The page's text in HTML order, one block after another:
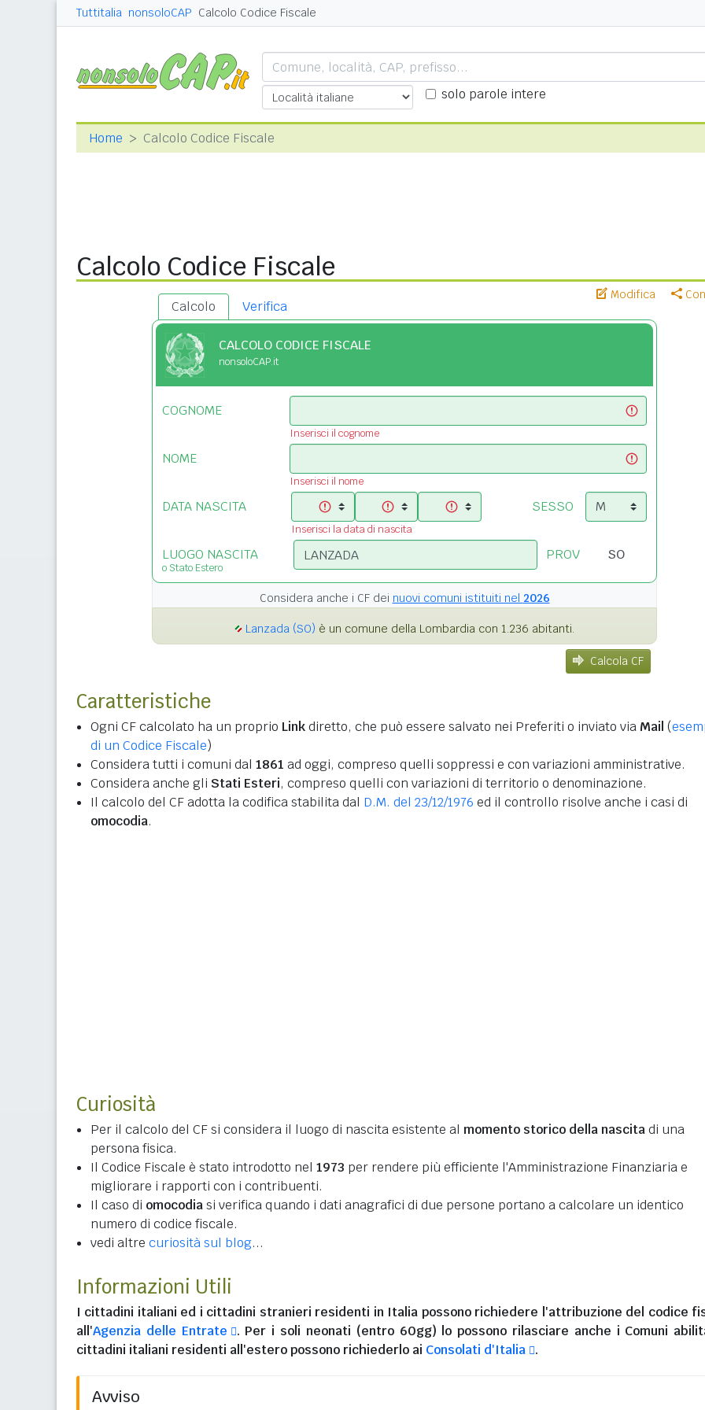
Tuttitalia nonsoloCAP Calcolo Codice Fiscale
solo parole intere
Home Calcolo Codice Fiscale
Calcolo Codice Fiscale
Modifica
Calcolo Verifica
CALCOLO CODICE FISCALE
nonsoloCAP.it
COGNOME
Inserisci il cognome
NOME
Inserisci il nome
DATA NASCITA
Inserisci la data di nascita
SESSO
LUOGO NASCITA
o Stato Estero
PROV
Considera anche i CF dei nuovi comuni istituiti nel 2026
Lanzada (SO) è un comune della Lombardia con 1.236 abitanti.
Calcola CF
Caratteristiche
Ogni CF calcolato ha un proprio Linkdiretto, che può essere salvato nei Preferiti o inviato via Mail (
di un Codice Fiscale)
Considera tutti i comuni dal 1861 ad oggi, compreso quelli soppressi e con variazioni amministrative.
Considera anche gli Stati Esteri, compreso quelli con variazioni di territorio o denominazione.
Il calcolo del CF adotta la codifica stabilita dal D.M. del 23/12/1976 ed il controllo risolve anche i casi di
omocodia.
Curiosità
Per il calcolo del CF si considera il luogo di nascita esistente al momento storico della nascitadi una
persona fisica.
Il Codice Fiscale è stato introdotto nel 1973 per rendere più efficiente l'Amministrazione Finanziaria e
migliorare i rapporti con i contribuenti.
Il caso di omocodiasi verifica quando i dati anagrafici di due persone portano a calcolare un identico
numero di codice fiscale.
vedi altre curiosità sul blog...
Informazioni Utili
I cittadini italiani ed i cittadini stranieri residenti in Italia possono richiedere l'attribuzione del codice
all'Agenzia delle Entrate
. Per i soli neonati (entro 60gg) lo possono rilasciare anche i Comuni
cittadini italiani residenti all'esteropossono richiederlo ai Consolati d'Italia .
Avviso